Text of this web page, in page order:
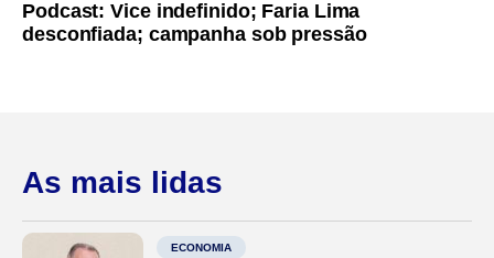
Podcast: Vice indefinido; Faria Lima
desconfiada; campanha sob pressão
As mais lidas
ECONOMIA